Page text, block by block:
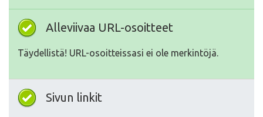
Alleviivaa URL-osoitteet
Täydellistä! URL-osoitteissasi ei ole merkintöjä.
Sivun linkit